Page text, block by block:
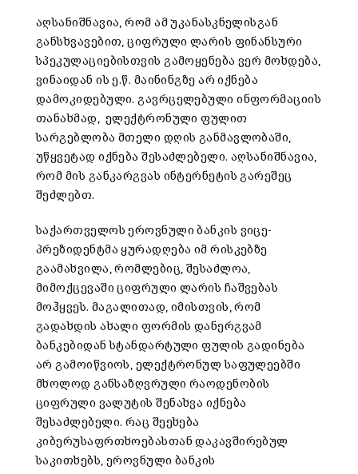
აღსანიშნავია, რომ ამ უკანასკნელისგან
განსხვავებით, ციფრული ლარის ფინანსური
სპეკულაციებისთვის გამოყენება ვერ მოხდება,
ვინაიდან ის ე.წ. მაინინგზე არ იქნება
დამოკიდებული. გავრცელებული ინფორმაციის
თანახმად, ელექტრონული ფულით
სარგებლობა მთელი დღის განმავლობაში,
უწყვეტად იქნება შესაძლებელი. აღსანიშნავია,
რომ მის განკარგვას ინტერნეტის გარეშეც
შეძლებთ.
საქართველოს ეროვნული ბანკის ვიცე-
პრეზიდენტმა ყურადღება იმ რისკებზე
გაამახვილა, რომლებიც, შესაძლოა,
მიმოქცევაში ციფრული ლარის ჩაშვებას
მოჰყვეს. მაგალითად, იმისთვის, რომ
გადახდის ახალი ფორმის დანერგვამ
ბანკებიდან სტანდარტული ფულის გადინება
არ გამოიწვიოს, ელექტრონულ საფულეებში
მხოლოდ განსაზღვრული რაოდენობის
ციფრული ვალუტის შენახვა იქნება
შესაძლებელი. რაც შეეხება
კიბერუსაფრთხოებასთან დაკავშირებულ
საკითხებს, ეროვნული ბანკის